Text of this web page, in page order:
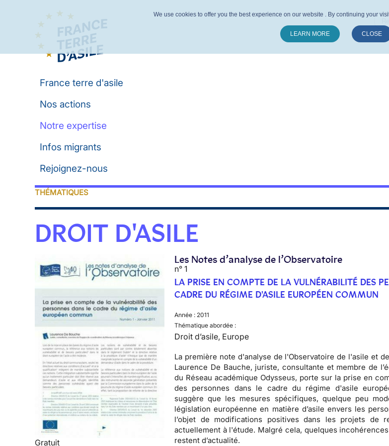
France terre d'asile
Nos actions
Notre expertise
Infos migrants
Rejoignez-nous
THÉMATIQUES
DROIT D'ASILE
Gratuit
Les Notes d’analyse de l’Observatoire
n° 1
LA PRISE EN COMPTE DE LA VULNÉRABILITÉ DES
CADRE DU RÉGIME D'ASILE EUROPÉEN COMMUN
Année : 2011
Thématique abordée :
Droit d’asile, Europe
La première note d'analyse de l'Observatoire de l'asile et
Laurence De Bauche, juriste, consultante et membre de
du Réseau académique Odysseus, porte sur la prise en
des personnes dans le cadre du régime d'asile
suggère que les mesures spécifiques, quelque peu
législation européenne en matière d’asile envers les
l’objet de modifications positives dans les projets de
actuellement à l'étude. Malgré cela, quelques
restent d’actualité.
We use cookies to offer you the best experience on our website . By continuing your
LEARN MORE CLOSE